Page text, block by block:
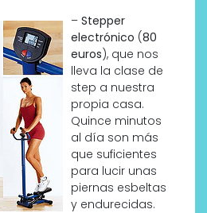
– Stepper
electrónico (80
euros), que nos
lleva la clase de
step a nuestra
propia casa.
Quince minutos
al día son más
que suficientes
para lucir unas
piernas esbeltas
y endurecidas.